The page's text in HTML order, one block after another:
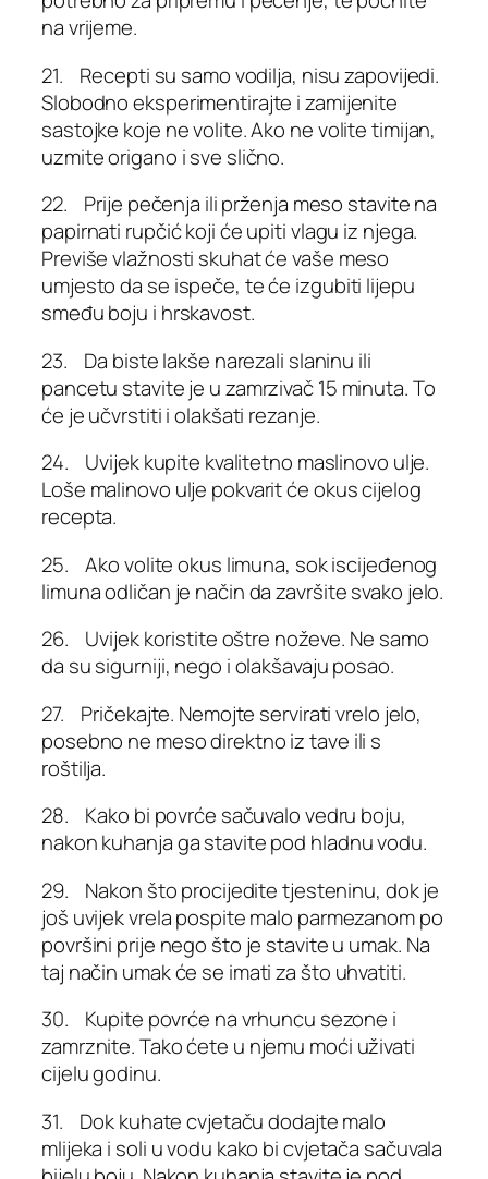
na vrijeme.
21. Recepti su samo vodilja, nisu zapovijedi.
Slobodno eksperimentirajte i zamijenite
sastojke koje ne volite. Ako ne volite timijan,
uzmite origano i sve slično.
22. Prije pečenja ili prženja meso stavite na
papirnati rupčić koji će upiti vlagu iz njega.
Previše vlažnosti skuhat će vaše meso
umjesto da se ispeče, te će izgubiti lijepu
smeđu boju i hrskavost.
23. Da biste lakše narezali slaninu ili
pancetu stavite je u zamrzivač 15 minuta. To
će je učvrstiti i olakšati rezanje.
24. Uvijek kupite kvalitetno maslinovo ulje.
Loše malinovo ulje pokvarit će okus cijelog
recepta.
25. Ako volite okus limuna, sok iscijeđenog
limuna odličan je način da završite svako jelo.
26. Uvijek koristite oštre noževe. Ne samo
da su sigurniji, nego i olakšavaju posao.
27. Pričekajte. Nemojte servirati vrelo jelo,
posebno ne meso direktno iz tave ili s
roštilja.
28. Kako bi povrće sačuvalo vedru boju,
nakon kuhanja ga stavite pod hladnu vodu.
29. Nakon što procijedite tjesteninu, dok je
još uvijek vrela pospite malo parmezanom po
površini prije nego što je stavite u umak. Na
taj način umak će se imati za što uhvatiti.
30. Kupite povrće na vrhuncu sezone i
zamrznite. Tako ćete u njemu moći uživati
cijelu godinu.
31. Dok kuhate cvjetaču dodajte malo
mlijeka i soli u vodu kako bi cvjetača sačuvala